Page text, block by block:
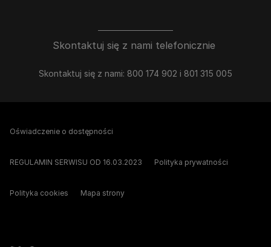
Skontaktuj się z nami telefonicznie
Skontaktuj się z nami: 800 174 902 i 801 315 005
Oświadczenie o dostępności
REGULAMIN SERWISU OD 16.03.2023 Polityka prywatności
Polityka cookies Mapa strony